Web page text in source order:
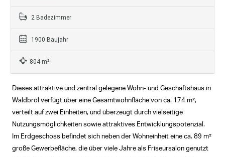
2 Badezimmer
1900 Baujahr
804 m²
Dieses attraktive und zentral gelegene Wohn- und Geschäftshaus in
Waldbröl verfügt über eine Gesamtwohnfläche von ca. 174 m²,
verteilt auf zwei Einheiten, und überzeugt durch vielseitige
Nutzungsmöglichkeiten sowie attraktives Entwicklungspotenzial.
Im Erdgeschoss befindet sich neben der Wohneinheit eine ca. 89 m²
große Gewerbefläche, die über viele Jahre als Friseursalon genutzt